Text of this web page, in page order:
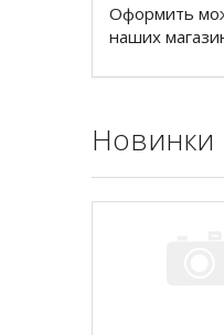
Оформить
наших
Новинки